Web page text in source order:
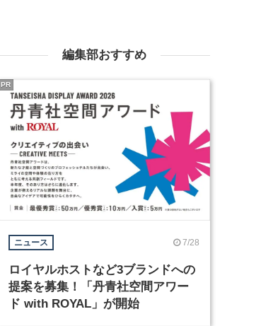
編集部おすすめ
ニュース 7/28
ロイヤルホストなど3ブランドへの
提案を募集！「丹青社空間アワー
ド with ROYAL」が開始
PR